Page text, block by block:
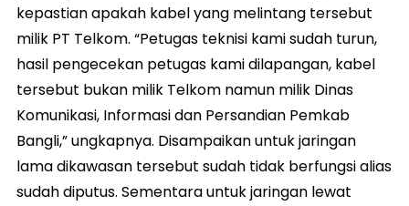
kepastian apakah kabel yang melintang tersebut
milik PT Telkom. “Petugas teknisi kami sudah turun,
hasil pengecekan petugas kami dilapangan, kabel
tersebut bukan milik Telkom namun milik Dinas
Komunikasi, Informasi dan Persandian Pemkab
Bangli,” ungkapnya. Disampaikan untuk jaringan
lama dikawasan tersebut sudah tidak berfungsi alias
sudah diputus. Sementara untuk jaringan lewat